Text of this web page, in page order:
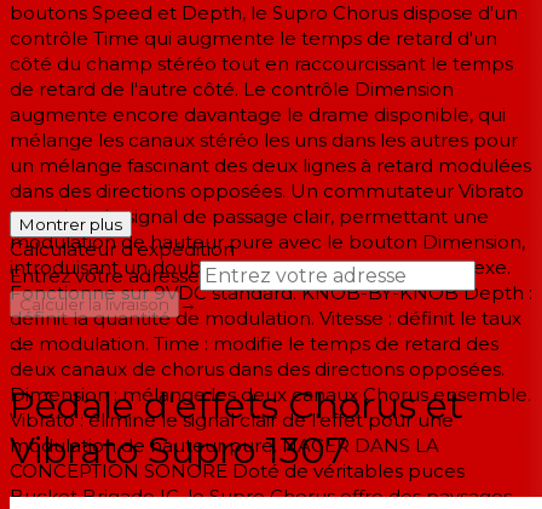
boutons Speed et Depth, le Supro Chorus dispose d'un
contrôle Time qui augmente le temps de retard d'un
côté du champ stéréo tout en raccourcissant le temps
de retard de l'autre côté. Le contrôle Dimension
augmente encore davantage le drame disponible, qui
mélange les canaux stéréo les uns dans les autres pour
un mélange fascinant des deux lignes à retard modulées
dans des directions opposées. Un commutateur Vibrato
supprime le signal de passage clair, permettant une
modulation de hauteur pure avec le bouton Dimension,
introduisant un double effet de vibrato plus complexe.
Fonctionne sur 9VDC standard. KNOB-BY-KNOB Depth :
définit la quantité de modulation. Vitesse : définit le taux
de modulation. Time : modifie le temps de retard des
deux canaux de chorus dans des directions opposées.
Dimension : mélange les deux canaux Chorus ensemble.
Vibrato : élimine le signal clair de l'effet pour une
modulation de hauteur pure. NAGER DANS LA
CONCEPTION SONORE Doté de véritables puces
Bucket Brigade IC, le Supro Chorus offre des paysages
Montrer plus
Calculateur d'expédition
Entrez votre adresse
Calculer la livraison →
--
Pédale d'effets Chorus et
Vibrato Supro 1307